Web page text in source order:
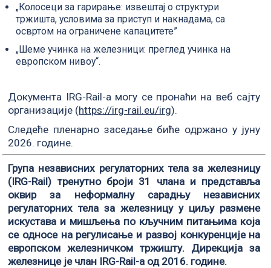
„Колосеци за гарирање: извештај о структури
тржишта, условима за приступ и накнадама, са
освртом на ограничене капацитете”
„Шеме учинка на железници: преглед учинка на
европском нивоу“.
Документа IRG-Rail-а могу се пронаћи на веб сајту
организације (https://irg-rail.eu/irg).
Следеће пленарно заседање биће одржано у јуну
2026. године.
Група независних регулаторних тела за железницу
(IRG-Rail) тренутно броји 31 члана и представља
оквир за неформалну сарадњу независних
регулаторних тела за железницу у циљу размене
искустава и мишљења по кључним питањима која
се односе на регулисање и развој конкуренције на
европском железничком тржишту. Дирекција за
железнице је члан IRG-Rail-а од 2016. године.